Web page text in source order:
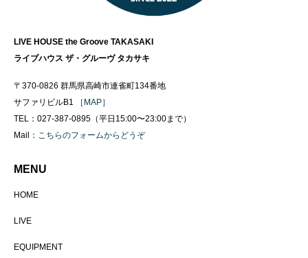
LIVE HOUSE the Groove TAKASAKI
ライブハウス ザ・グルーヴ タカサキ
〒370-0826 群馬県高崎市連雀町134番地
サファリビルB1
［MAP］
TEL：027-387-0895（平日15:00〜23:00まで）
Mail： こちらのフォームからどうぞ
MENU
HOME
LIVE
EQUIPMENT